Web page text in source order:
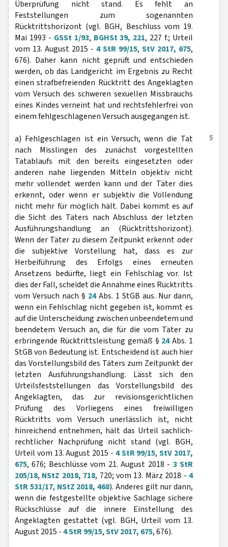
Überprüfung nicht stand. Es fehlt an
Feststellungen zum sogenannten
Rücktrittshorizont (vgl. BGH, Beschluss vom 19.
Mai 1993 - GSSt 1/93, BGHSt 39, 221, 227 f.; Urteil
vom 13. August 2015 - 4 StR 99/15, StV 2017, 675,
676). Daher kann nicht geprüft und entschieden
werden, ob das Landgericht im Ergebnis zu Recht
einen strafbefreienden Rücktritt des Angeklagten
vom Versuch des schweren sexuellen Missbrauchs
eines Kindes verneint hat und rechtsfehlerfrei von
einem fehlgeschlagenen Versuch ausgegangen ist.
5
a) Fehlgeschlagen ist ein Versuch, wenn die Tat
nach Misslingen des zunächst vorgestellten
Tatablaufs mit den bereits eingesetzten oder
anderen nahe liegenden Mitteln objektiv nicht
mehr vollendet werden kann und der Täter dies
erkennt, oder wenn er subjektiv die Vollendung
nicht mehr für möglich hält. Dabei kommt es auf
die Sicht des Täters nach Abschluss der letzten
Ausführungshandlung an (Rücktrittshorizont).
Wenn der Täter zu diesem Zeitpunkt erkennt oder
die subjektive Vorstellung hat, dass es zur
Herbeiführung des Erfolgs eines erneuten
Ansetzens bedürfte, liegt ein Fehlschlag vor. Ist
dies der Fall, scheidet die Annahme eines Rücktritts
vom Versuch nach § 24Abs. 1 StGB aus. Nur dann,
wenn ein Fehlschlag nicht gegeben ist, kommt es
auf die Unterscheidung zwischen unbeendetem und
beendetem Versuch an, die für die vom Täter zu
erbringende Rücktrittsleistung gemäß § 24Abs. 1
StGB von Bedeutung ist. Entscheidend ist auch hier
das Vorstellungsbild des Täters zum Zeitpunkt der
letzten Ausführungshandlung. Lässt sich den
Urteilsfeststellungen das Vorstellungsbild des
Angeklagten, das zur revisionsgerichtlichen
Prüfung des Vorliegens eines freiwilligen
Rücktritts vom Versuch unerlässlich ist, nicht
hinreichend entnehmen, hält das Urteil sachlich-
rechtlicher Nachprüfung nicht stand (vgl. BGH,
Urteil vom 13. August 2015 - 4 StR 99/15,StV 2017,
675, 676; Beschlüsse vom 21. August 2018 - 3 StR
205/18, NStZ 2018, 718, 720; vom 13. März 2018 -4
StR 531/17, NStZ 2018, 468). Anderes gilt nur dann,
wenn die festgestellte objektive Sachlage sichere
Rückschlüsse auf die innere Einstellung des
Angeklagten gestattet (vgl. BGH, Urteil vom 13.
August 2015 -4 StR 99/15,StV 2017, 675, 676).